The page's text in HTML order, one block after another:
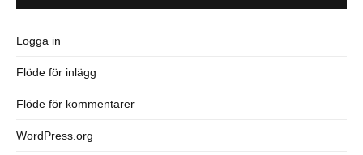
Logga in
Flöde för inlägg
Flöde för kommentarer
WordPress.org